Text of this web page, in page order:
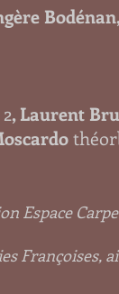
, Laurent
Espace
Françoises,